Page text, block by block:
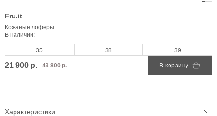
Fru.it
Кожаные лоферы
В наличии:
35 38 39
21 900 р. 43 800 р. В корзину
Характеристики